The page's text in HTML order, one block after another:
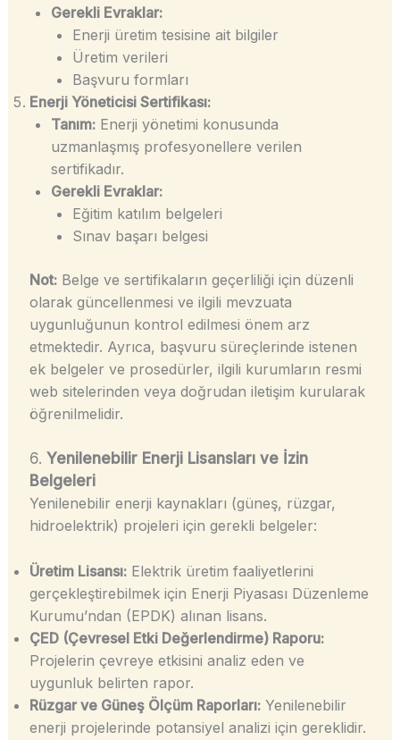
Gerekli Evraklar:
Enerji üretim tesisine ait bilgiler
Üretim verileri
Başvuru formları
Enerji Yöneticisi Sertifikası:
Tanım:Enerji yönetimi konusunda
uzmanlaşmış profesyonellere verilen
sertifikadır.
Gerekli Evraklar:
Eğitim katılım belgeleri
Sınav başarı belgesi
Not:Belge ve sertifikaların geçerliliği için düzenli
olarak güncellenmesi ve ilgili mevzuata
uygunluğunun kontrol edilmesi önem arz
etmektedir. Ayrıca, başvuru süreçlerinde istenen
ek belgeler ve prosedürler, ilgili kurumların resmi
web sitelerinden veya doğrudan iletişim kurularak
öğrenilmelidir.
6. Yenilenebilir Enerji Lisansları ve İzin
Belgeleri
Yenilenebilir enerji kaynakları (güneş, rüzgar,
hidroelektrik) projeleri için gerekli belgeler:
Üretim Lisansı:Elektrik üretim faaliyetlerini
gerçekleştirebilmek için Enerji Piyasası Düzenleme
Kurumu’ndan (EPDK) alınan lisans.
ÇED (Çevresel Etki Değerlendirme) Raporu:
Projelerin çevreye etkisini analiz eden ve
uygunluk belirten rapor.
Rüzgar ve Güneş Ölçüm Raporları:Yenilenebilir
enerji projelerinde potansiyel analizi için gereklidir.